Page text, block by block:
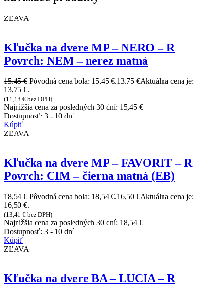
ZĽAVA
Kľučka na dvere MP – NERO – R
Povrch: NEM – nerez matná
15,45€ Pôvodná cena bola: 15,45 €.13,75 €Aktuálna cena je:
13,75 €.
(11,18 € bez DPH)
Najnižšia cena za posledných 30 dní: 15,45 €
Dostupnosť: 3 - 10 dní
Kúpiť
ZĽAVA
Kľučka na dvere MP – FAVORIT – R
Povrch: CIM – čierna matná (EB)
18,54€ Pôvodná cena bola: 18,54 €.16,50 €Aktuálna cena je:
16,50 €.
(13,41 € bez DPH)
Najnižšia cena za posledných 30 dní: 18,54 €
Dostupnosť: 3 - 10 dní
Kúpiť
ZĽAVA
Kľučka na dvere BA – LUCIA – R